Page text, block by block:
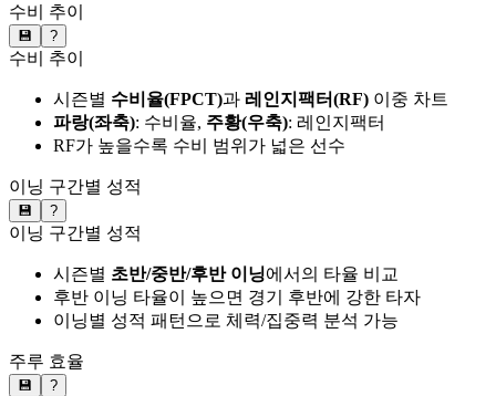
수비 추이
💾 ?
수비 추이
시즌별 수비율(FPCT)과 레인지팩터(RF) 이중 차트
파랑(좌축): 수비율, 주황(우축): 레인지팩터
RF가 높을수록 수비 범위가 넓은 선수
이닝 구간별 성적
💾 ?
이닝 구간별 성적
시즌별 초반/중반/후반 이닝에서의 타율 비교
후반 이닝 타율이 높으면 경기 후반에 강한 타자
이닝별 성적 패턴으로 체력/집중력 분석 가능
주루 효율
💾 ?